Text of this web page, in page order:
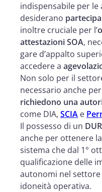
indispensabile per le
desiderano
inoltre cruciale per l’
attestazioni SOA,
gare d’appalto
accedere a
Non solo per il
necessario anche
richiedono una
come DIA, SCIA e
Il possesso di un
anche per ottenere la
sistema che dal 1°
qualificazione delle
autonomi nel
idoneità operativa.